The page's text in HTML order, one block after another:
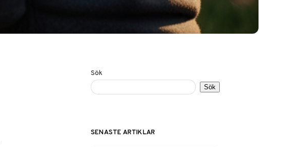
Sök
Sök
SENASTE ARTIKLAR